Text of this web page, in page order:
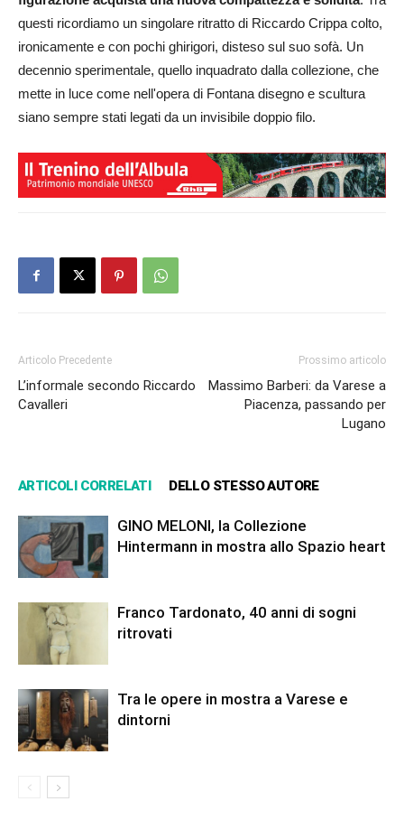
questi ricordiamo un singolare ritratto di Riccardo Crippa colto,
ironicamente e con pochi ghirigori, disteso sul suo sofà. Un
decennio sperimentale, quello inquadrato dalla collezione, che
mette in luce come nell'opera di Fontana disegno e scultura
siano sempre stati legati da un invisibile doppio filo.
Articolo Precedente
L’informale secondo Riccardo
Cavalleri
Prossimo articolo
Massimo Barberi: da Varese a
Piacenza, passando per
Lugano
ARTICOLI CORRELATI DELLO STESSO AUTORE
GINO MELONI, la Collezione
Hintermann in mostra allo Spazio heart
Franco Tardonato, 40 anni di sogni
ritrovati
Tra le opere in mostra a Varese e
dintorni